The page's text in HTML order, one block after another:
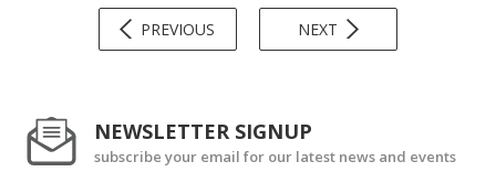
PREVIOUS NEXT
NEWSLETTER SIGNUP
subscribe your email for our latest news and events